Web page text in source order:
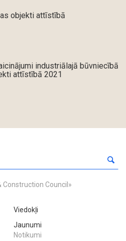
objekti attīstībā
industriālajā būvniecībā
attīstībā 2021
Construction Council»
Viedokļi
Jaunumi
Notikumi